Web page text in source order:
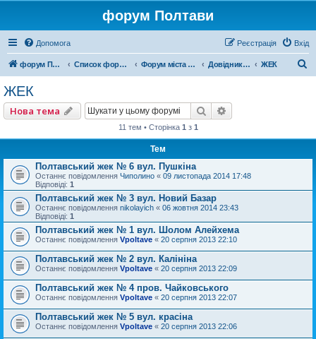
форум Полтави
Допомога Вхід
Реєстрація
форум Полтави Список форумів Форум міста Полтава Довідник Полтави ЖЕК
ЖЕК
Нова тема Пошук
11 тем • Сторінка 1 з 1
Тем
Полтавський жек № 6 вул. Пушкіна
Останнє повідомлення Чиполино « 09 листопада 2014 17:48
Відповіді: 1
Полтавський жек № 3 вул. Новий Базар
Останнє повідомлення nikolayich « 06 жовтня 2014 23:43
Відповіді: 1
Полтавський жек № 1 вул. Шолом Алейхема
Останнє повідомлення Vpoltave « 20 серпня 2013 22:10
Полтавський жек № 2 вул. Калініна
Останнє повідомлення Vpoltave « 20 серпня 2013 22:09
Полтавський жек № 4 пров. Чайковського
Останнє повідомлення Vpoltave « 20 серпня 2013 22:07
Полтавський жек № 5 вул. красіна
Останнє повідомлення Vpoltave « 20 серпня 2013 22:06